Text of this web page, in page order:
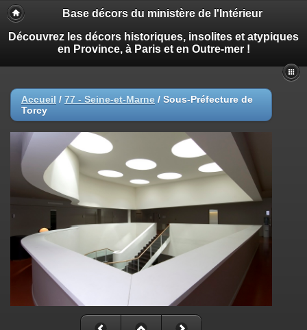
Base décors du ministère de l'Intérieur
Découvrez les décors historiques, insolites et atypiques
en Province, à Paris et en Outre-mer !
Accueil / 77 - Seine-et-Marne / Sous-Préfecture de
Torcy